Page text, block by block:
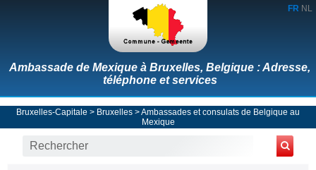
FR NL
Ambassade de Mexique à Bruxelles, Belgique : Adresse,
téléphone et services
Bruxelles-Capitale > Bruxelles >Ambassades et consulats de Belgique au
Mexique